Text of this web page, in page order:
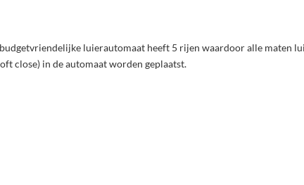
luierautomaat heeft 5 rijen waardoor alle maten
close) in de automaat worden geplaatst.